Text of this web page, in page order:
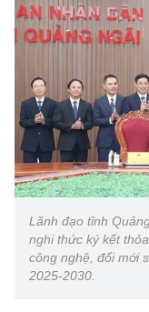
Tin tổng hợp
Bưu chính, Viễn
Tiêu chuẩn, đo
Năng lượng
Infographic
Voice
Nhiệm vụ trọng tâm
Chọn ngôn ngữ
Lãnh đạo tỉnh
nghi thức ký kết
công nghệ, đổi mới
2025-2030.